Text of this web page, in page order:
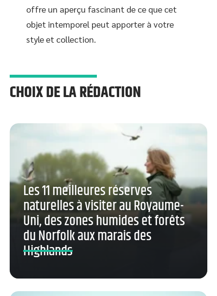
offre un aperçu fascinant de ce que cet
objet intemporel peut apporter à votre
style et collection.
CHOIX DE LA RÉDACTION
Les 11 meilleures réserves
naturelles à visiter au Royaume-
Uni, des zones humides et forêts
du Norfolk aux marais des
Highlands